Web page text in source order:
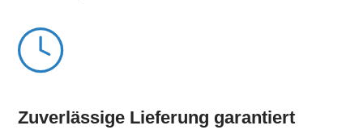
Zuverlässige Lieferung garantiert